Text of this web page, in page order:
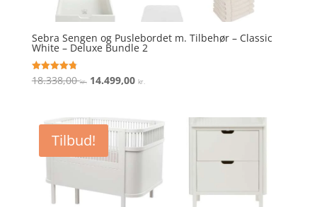
Sebra Sengen og Puslebordet m. Tilbehør – Classic
White – Deluxe Bundle 2
Vurderet
4.8
18.338,00kr. Den
var:
18.338,00 kr..
14.499,00 kr.
er:
14.499,00 kr..
Tilbud!